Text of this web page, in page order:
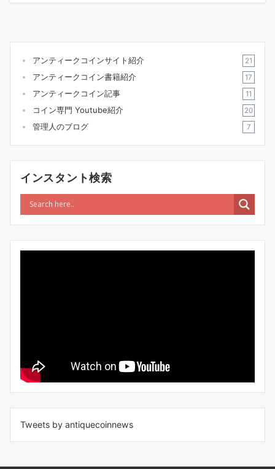
アンティークコインサイト紹介 21
アンティークコイン書籍紹介 17
アンティークコイン記事 11
コイン専門 Youtube紹介 20
管理人のブログ 7
インスタント検索
Tweets by antiquecoinnews